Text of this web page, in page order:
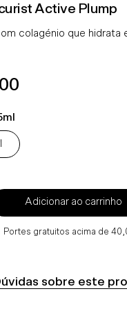
Active Plump
colagénio que hidrata
Adicionar ao carrinho
Portes gratuitos acima de
sobre este